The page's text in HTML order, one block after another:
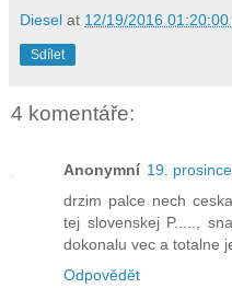
Diesel at 12/19/2016 01:20:00
Sdílet
4 komentáře:
Anonymní 19.
drzim palce nech
tej slovenskej P.....,
dokonalu vec a totalne
Odpovědět